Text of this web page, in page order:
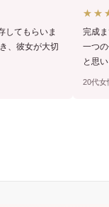
してもらいま
、彼女が大切
完成
一つ
と思い
20代女